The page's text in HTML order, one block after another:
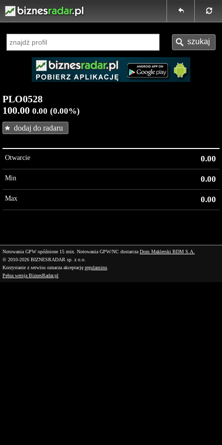
PLO0528
100.00 0.00 (0.00%)
dodaj do radaru
Otwarcie 0.00
Min 0.00
Max 0.00
Notowania GPW opóźnione 15 min. Notowania GPW/NC dostarcza Dom Maklerski BDM S.A.
© 2010-2026 BIZNESRADAR sp. z o.o.
Korzystanie z serwisu oznacza akceptację regulaminu
Pełna wersja BiznesRadar.pl